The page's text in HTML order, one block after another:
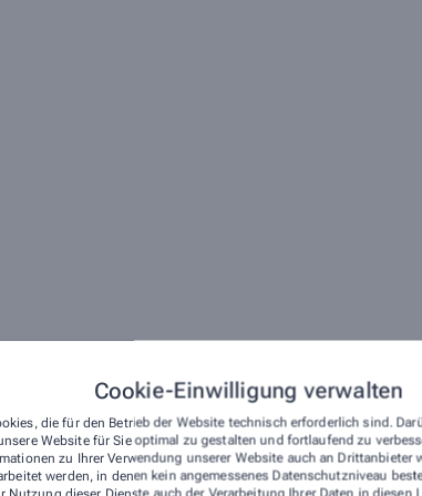
Cookie-Einwilligung verwalten
die für den Betrieb der Website technisch erforderlich sind.
Website für Sie optimal zu gestalten und fortlaufend zu
zu Ihrer Verwendung unserer Website auch an Drittanbieter
werden, in denen kein angemessenes Datenschutzniveau
Leistungen, durch die wir Ihnen
Haut
-basische Hautpflege
Ihr Sonnenschutz aus der
Eigenherstellung
Individuelle
Rezept
Spagyrik